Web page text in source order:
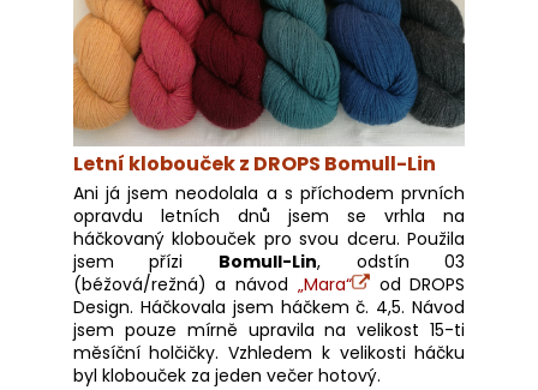
Letní klobouček z DROPS Bomull-Lin
Ani já jsem neodolala a s příchodem prvních
opravdu letních dnů jsem se vrhla na
háčkovaný klobouček pro svou dceru. Použila
jsem přízi Bomull-Lin, odstín 03
(béžová/režná) a návod „Mara“
od DROPS
Design. Háčkovala jsem háčkem č. 4,5. Návod
jsem pouze mírně upravila na velikost 15-ti
měsíční holčičky. Vzhledem k velikosti háčku
byl klobouček za jeden večer hotový.